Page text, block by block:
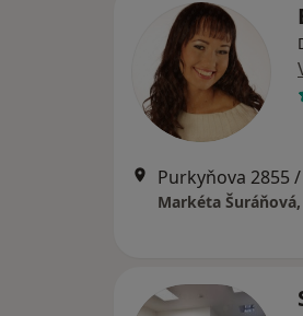
Purkyňova 2855
Markéta